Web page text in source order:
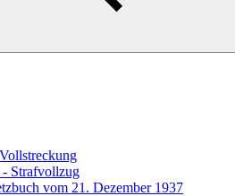
- Strafvollzug
vom 21. Dezember 1937